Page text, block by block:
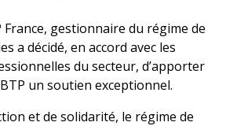
France, gestionnaire du régime de
a décidé, en accord avec les
du secteur, d’apporter
un soutien exceptionnel.
et de solidarité, le régime de